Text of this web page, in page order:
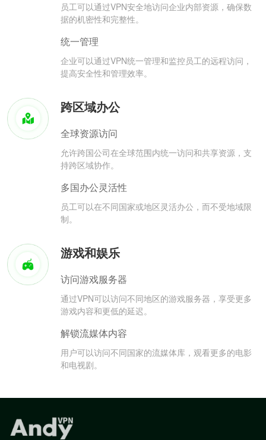
员工可以通过VPN安全地访问企业内部资源，确保数
据的机密性和完整性。
统一管理
企业可以通过VPN统一管理和监控员工的远程访问，
提高安全性和管理效率。
跨区域办公
全球资源访问
允许跨国公司在全球范围内统一访问和共享资源，支
持跨区域协作。
多国办公灵活性
员工可以在不同国家或地区灵活办公，而不受地域限
制。
游戏和娱乐
访问游戏服务器
通过VPN可以访问不同地区的游戏服务器，享受更多
游戏内容和更低的延迟。
解锁流媒体内容
用户可以访问不同国家的流媒体库，观看更多的电影
和电视剧。